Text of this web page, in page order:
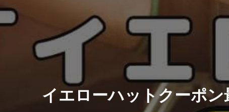
イエローハットクーポ